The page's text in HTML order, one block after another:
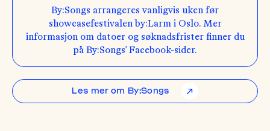
By:Songs arrangeres vanligvis uken før
showcasefestivalen by:Larm i Oslo. Mer
informasjon om datoer og søknadsfrister finner du
på By:Songs' Facebook-sider.
Les mer om By:Songs ↗